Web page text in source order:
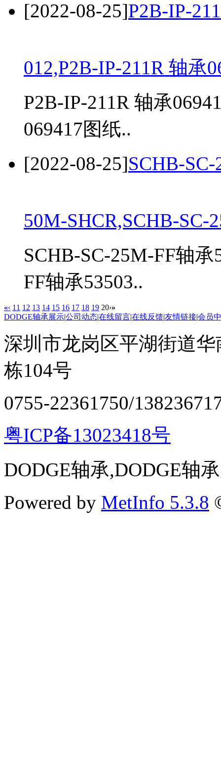
[2022-08-25]P2B-IP-
012,P2B-IP-211R 轴承
P2B-IP-211R 轴承
069417图纸..
[2022-08-25]SCHB-
50M-SHCR,SCHB-SC-
SCHB-SC-25M-FF轴
FF轴承53503..
«‹ 11 12 13 14 15 16 17 18 19 20›»
DODGE轴承展示|公司动态|在线留言|在线反馈|友情链接|会员
深圳市龙岗区平湖街道
栋104号
0755-22361750/
粤ICP备13023418号
DODGE轴承,DODGE轴
Powered by MetInfo 5.3.8